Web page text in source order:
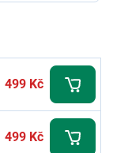
499 Kč
499 Kč